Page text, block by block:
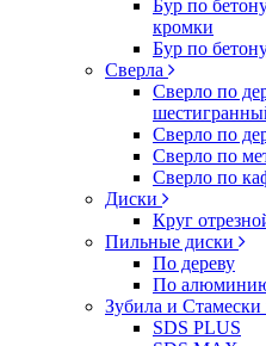
Бур по
кромки
Бур по
Сверла
Сверло по
Сверло по
Сверло по
Сверло по
Диски
Круг
Пильные диски
По дереву
По
Зубила и Стамески
SDS PLUS